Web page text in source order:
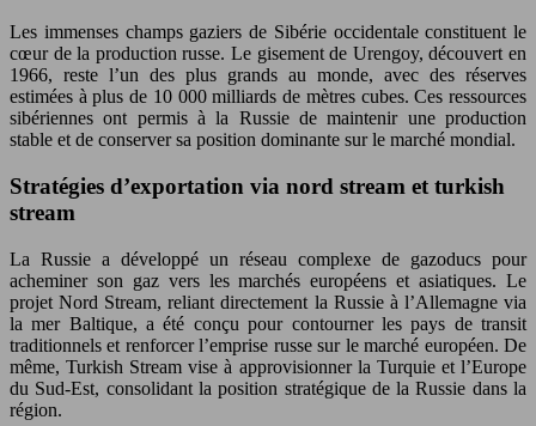
Les immenses champs gaziers de Sibérie occidentale constituent le
cœur de la production russe. Le gisement de Urengoy, découvert en
1966, reste l’un des plus grands au monde, avec des réserves
estimées à plus de 10 000 milliards de mètres cubes. Ces ressources
sibériennes ont permis à la Russie de maintenir une production
stable et de conserver sa position dominante sur le marché mondial.
Stratégies d’exportation via nord stream et turkish
stream
La Russie a développé un réseau complexe de gazoducs pour
acheminer son gaz vers les marchés européens et asiatiques. Le
projet Nord Stream, reliant directement la Russie à l’Allemagne via
la mer Baltique, a été conçu pour contourner les pays de transit
traditionnels et renforcer l’emprise russe sur le marché européen. De
même, Turkish Stream vise à approvisionner la Turquie et l’Europe
du Sud-Est, consolidant la position stratégique de la Russie dans la
région.